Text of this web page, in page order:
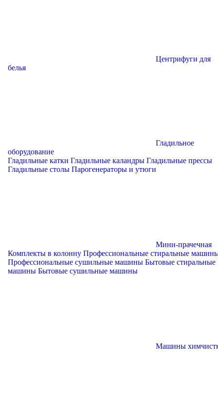
Центрифуги для
белья
Гладильное
оборудование
Гладильные катки Гладильные каландры Гладильные прессы
Гладильные столы Парогенераторы и утюги
Мини-прачечная
Комплекты в колонну Профессиональные стиральные
Профессиональные сушильные машины Бытовые стиральные
машины Бытовые сушильные машины
Машины